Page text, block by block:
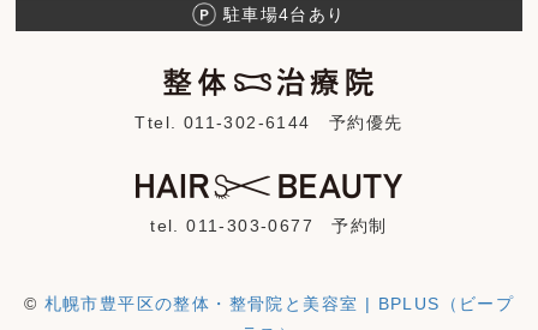
駐車場4台あり
Ttel. 011-302-6144 予約優先
tel. 011-303-0677 予約制
© 札幌市豊平区の整体・整骨院と美容室 | BPLUS（ビープ